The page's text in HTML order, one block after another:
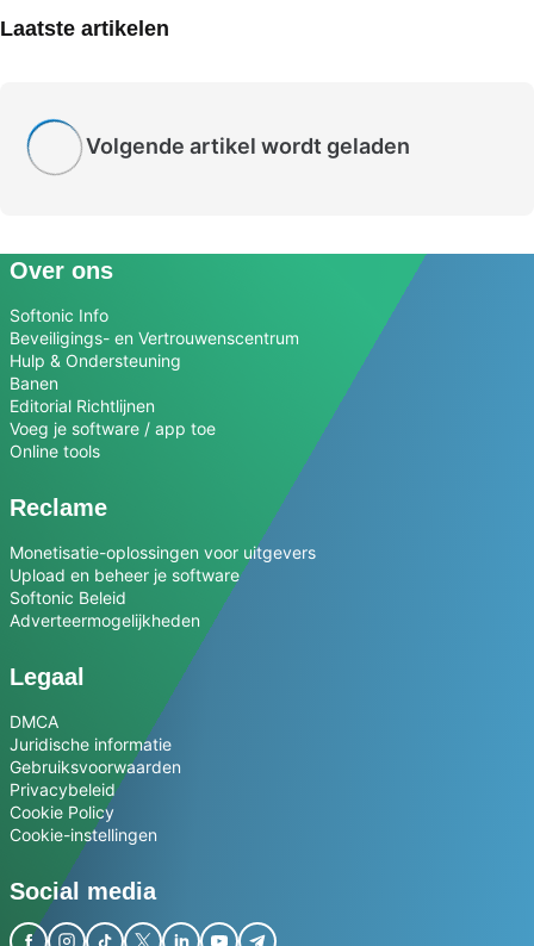
Laatste artikelen
Volgende artikel wordt geladen
Over ons
Softonic Info
Beveiligings- en Vertrouwenscentrum
Hulp & Ondersteuning
Banen
Editorial Richtlijnen
Voeg je software / app toe
Online tools
Reclame
Monetisatie-oplossingen voor uitgevers
Upload en beheer je software
Softonic Beleid
Adverteermogelijkheden
Legaal
DMCA
Juridische informatie
Gebruiksvoorwaarden
Privacybeleid
Cookie Policy
Cookie-instellingen
Social media